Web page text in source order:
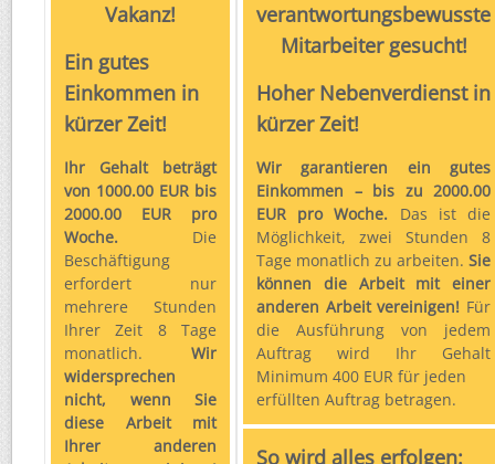
Vakanz!
Ein gutes
Einkommen in
kürzer Zeit!
Ihr Gehalt beträgt
von 1000.00 EUR bis
2000.00 EUR pro
Woche. Die
Beschäftigung
erfordert nur
mehrere Stunden
Ihrer Zeit 8 Tage
monatlich. Wir
widersprechen
nicht, wenn Sie
diese Arbeit mit
Ihrer anderen
verantwortungsbewusste
Mitarbeiter gesucht!
Hoher Nebenverdienst in
kürzer Zeit!
Wir garantieren ein gutes
Einkommen – bis zu 2000.00
EUR pro Woche. Das ist die
Möglichkeit, zwei Stunden 8
Tage monatlich zu arbeiten. Sie
können die Arbeit mit einer
anderen Arbeit vereinigen! Für
die Ausführung von jedem
Auftrag wird Ihr Gehalt
Minimum 400 EUR für jeden
erfüllten Auftrag betragen.
So wird alles erfolgen: